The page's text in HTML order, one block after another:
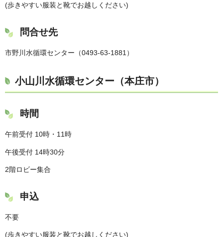
(歩きやすい服装と靴でお越しください)
問合せ先
市野川水循環センター（0493-63-1881）
小山川水循環センター（本庄市）
時間
午前受付 10時・11時
午後受付 14時30分
2階ロビー集合
申込
不要
(歩きやすい服装と靴でお越しください)